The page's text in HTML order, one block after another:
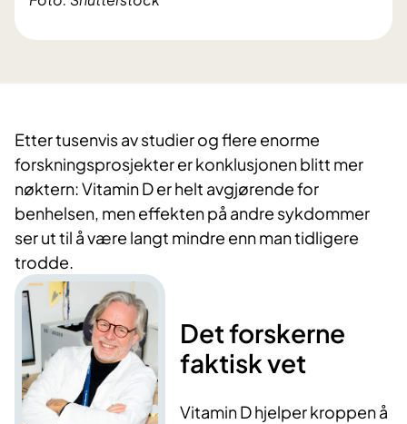
Etter tusenvis av studier og flere enorme
forskningsprosjekter er konklusjonen blitt mer
nøktern: Vitamin D er helt avgjørende for
benhelsen, men effekten på andre sykdommer
ser ut til å være langt mindre enn man tidligere
trodde.
Det forskerne
faktisk vet
Vitamin D hjelper kroppen å